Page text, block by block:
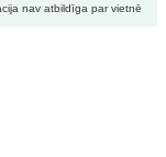
nav atbildīga par vietnē